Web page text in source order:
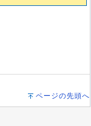
ページの先頭へ